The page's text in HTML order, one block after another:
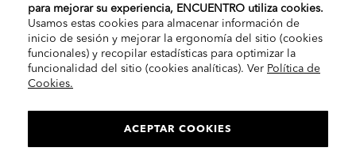
AYUDA
EMPRESA
INFORMACIÓN LEGAL
para mejorar su experiencia, ENCUENTRO utiliza cookies.
Usamos estas cookies para almacenar información de
inicio de sesión y mejorar la ergonomía del sitio (cookies
funcionales) y recopilar estadísticas para optimizar la
funcionalidad del sitio (cookies analíticas). Ver Política de
Cookies.
ACEPTAR COOKIES